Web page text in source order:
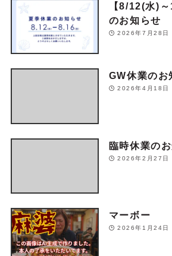
【8/12(水)
のお知らせ
2026年7月28日
GW休業のお
2026年4月18日
臨時休業の
2026年2月27日
マーボー
2026年1月24日